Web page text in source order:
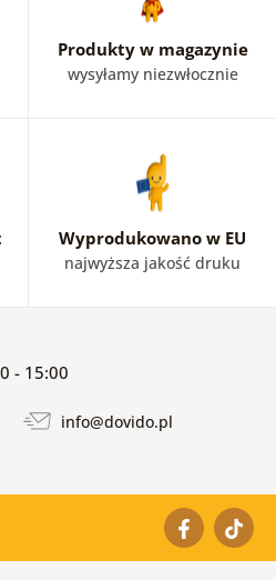
Produkty w magazynie
wysyłamy niezwłocznie
Wyprodukowano w EU
najwyższa jakość druku
- 15:00
info@dovido.pl